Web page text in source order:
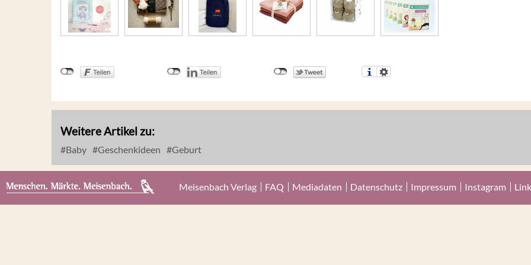
Weitere Artikel zu:
Baby Geschenkideen Geburt
Meisenbach Verlag FAQ Mediadaten Datenschutz Impressum Instagram